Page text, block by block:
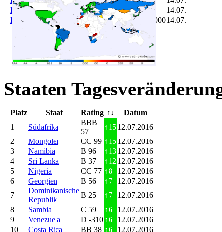
Brent Oil
DE000A0KRKM571,382
14.07.
Bitcoin
BITCOIN 185.899,00014.07.
Staaten
Platz Staat Rating ↑↓
Datum
1
Südafrika
BBB
57
↑ 1512.07.2016
2
Mongolei CC 99 ↑ 1512.07.2016
3
Namibia B 96 ↑ 1312.07.2016
4
Sri Lanka B 37 ↑ 12 12.07.2016
5
Nigeria CC 77 ↑8
12.07.2016
6
Georgien B 56 ↑ 7
12.07.2016
7
Dominikanische
Republik
B 25 ↑ 7
12.07.2016
8
Sambia C 59 ↑6
12.07.2016
9
Venezuela D -310 ↑6
12.07.2016
10
Costa Rica BB 38 ↑6 12.07.2016